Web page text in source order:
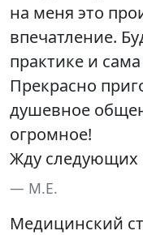
на меня это
впечатление.
практике и
Прекрасно
душевное
огромное!
Жду следующих
М.Е.
Медицинский